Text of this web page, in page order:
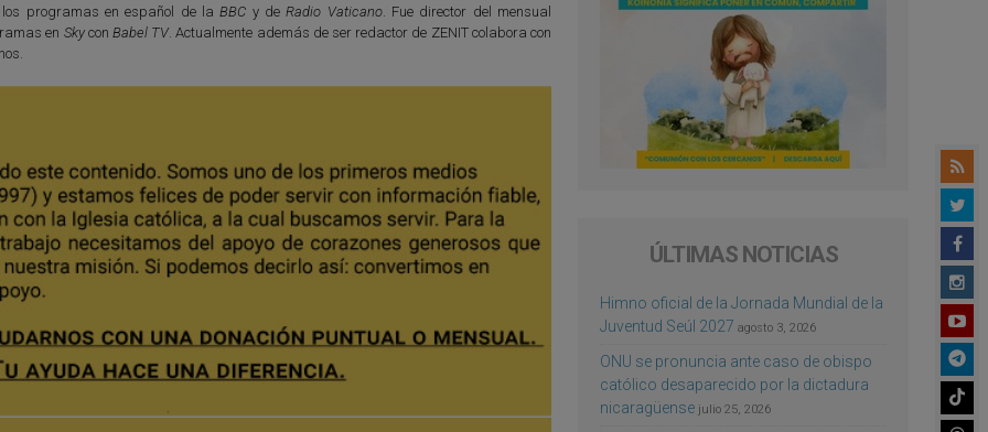
programas en español de laBBC y deRadio Vaticano. Fue director del mensual
en Skycon Babel TV . Actualmente además de ser redactor de ZENIT colabora con
ÚLTIMAS NOTICIAS
Himno oficial de la Jornada Mundial de la
Juventud Seúl 2027 agosto 3, 2026
ONU se pronuncia ante caso de obispo
católico desaparecido por la dictadura
nicaragüense julio 25, 2026